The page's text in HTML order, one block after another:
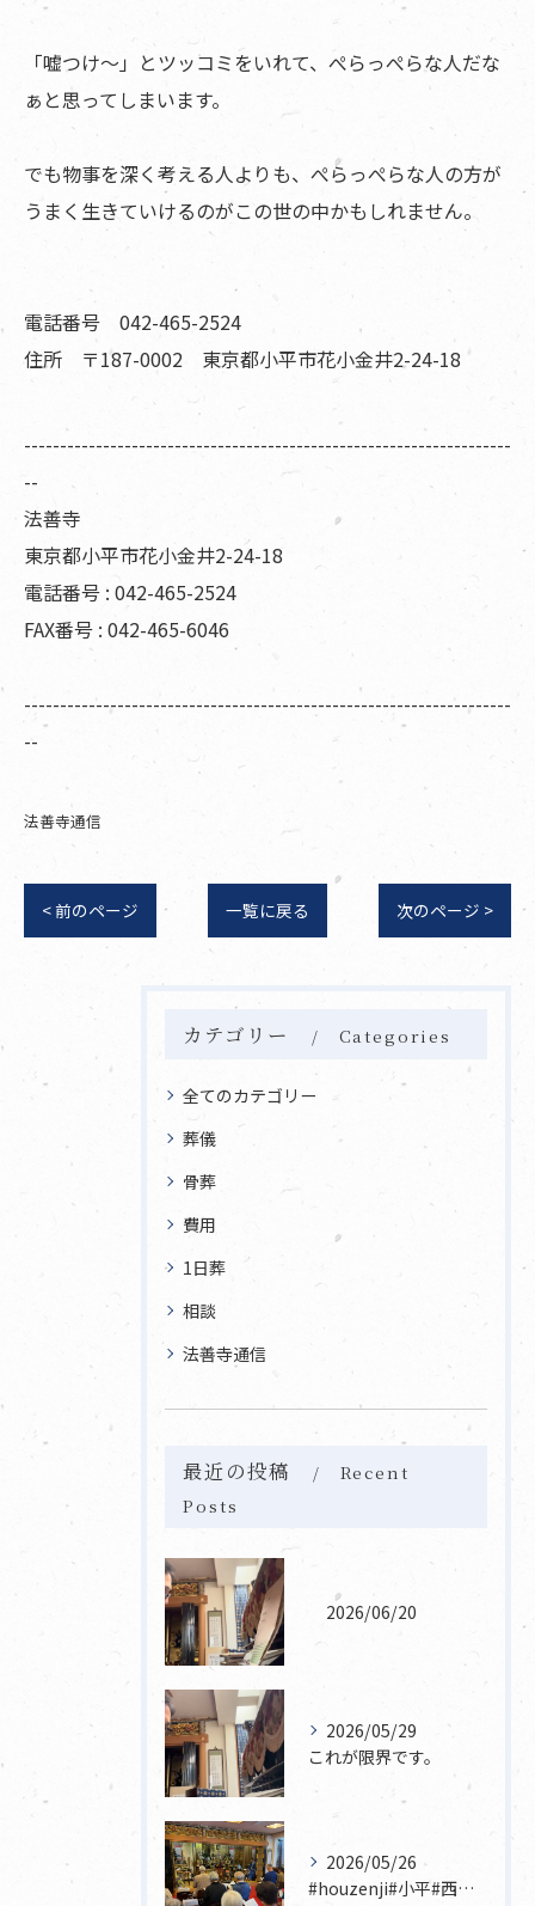
「嘘つけ～」とツッコミをいれて、ぺらっぺらな人だな
ぁと思ってしまいます。
でも物事を深く考える人よりも、ぺらっぺらな人の方が
うまく生きていけるのがこの世の中かもしれません。
電話番号 042-465-2524
住所 〒187-0002 東京都小平市花小金井2-24-18
--------------------------------------------------------------------
--
法善寺
東京都小平市花小金井2-24-18
電話番号 : 042-465-2524
FAX番号 : 042-465-6046
--------------------------------------------------------------------
--
法善寺通信
< 前のページ 一覧に戻る 次のページ >
カテゴリー Categories
全てのカテゴリー
葬儀
骨葬
費用
1日葬
相談
法善寺通信
最近の投稿
Recent
Posts
2026/06/20
2026/05/29
これが限界です。
2026/05/26
#houzenji#小平#西東京市#東村山#立川市国分寺市寺...